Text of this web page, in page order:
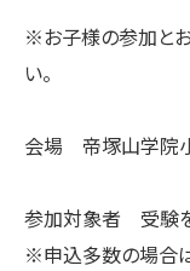
※お子様の参加と
い。
会場 帝塚山学院
参加対象者 受験
※申込多数の場合